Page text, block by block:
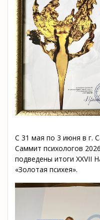
С 31 мая по 3 июня в г.
Саммит психологов
подведены итоги XXVII
«Золотая психея».